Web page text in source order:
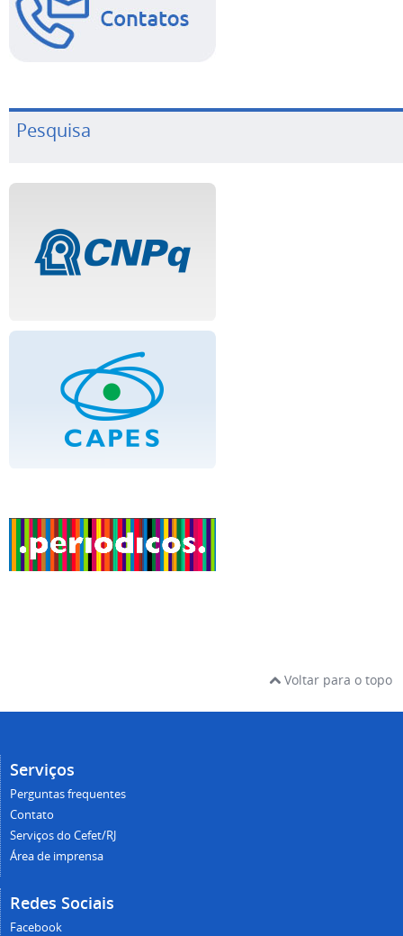
Pesquisa
Voltar para o topo
Serviços
Perguntas frequentes
Contato
Serviços do Cefet/RJ
Área de imprensa
Redes Sociais
Facebook